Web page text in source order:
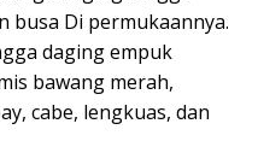
busa Di permukaannya.
daging empuk
bawang merah,
cabe, lengkuas, dan